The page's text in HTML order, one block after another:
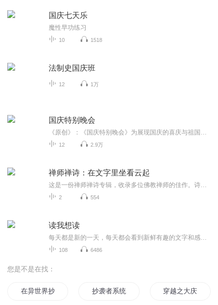
国庆七天乐
魔性早功练习
10 1518
法制史国庆班
12 1万
国庆特别晚会
12 2.9万
禅师禅诗：在文字里坐看云起
2 554
读我想读
108 6486
您是不是在找：
在异世界抄书的那些日子抄袭者系统 穿越之大庆帝国